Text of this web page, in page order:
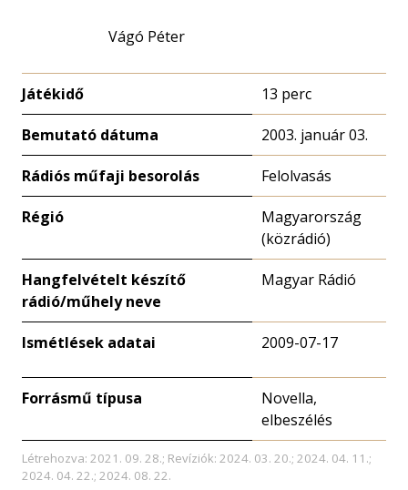
Vágó Péter
Játékidő 13 perc
Bemutató dátuma 2003. január 03.
Rádiós műfaji besorolás Felolvasás
Régió
Magyarország
(közrádió)
Hangfelvételt készítő
rádió/műhely neve
Magyar Rádió
Ismétlések adatai 2009-07-17
Forrásmű típusa
Novella,
elbeszélés
Létrehozva: 2021. 09. 28.; Revíziók: 2024. 03. 20.; 2024. 04. 11.;
2024. 04. 22.; 2024. 08. 22.